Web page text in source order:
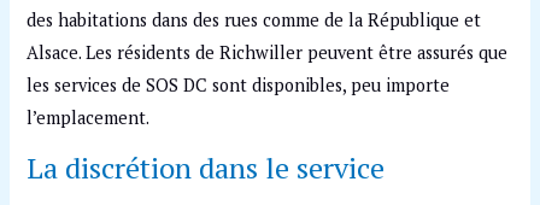
des habitations dans des rues comme de la République et
Alsace. Les résidents de Richwiller peuvent être assurés que
les services de SOS DC sont disponibles, peu importe
l’emplacement.
La discrétion dans le service